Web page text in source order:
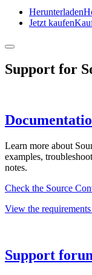
Herunterladen
Jetzt kaufen
Support for
Learn more about
examples,
notes.
Check the Source
View the
Support